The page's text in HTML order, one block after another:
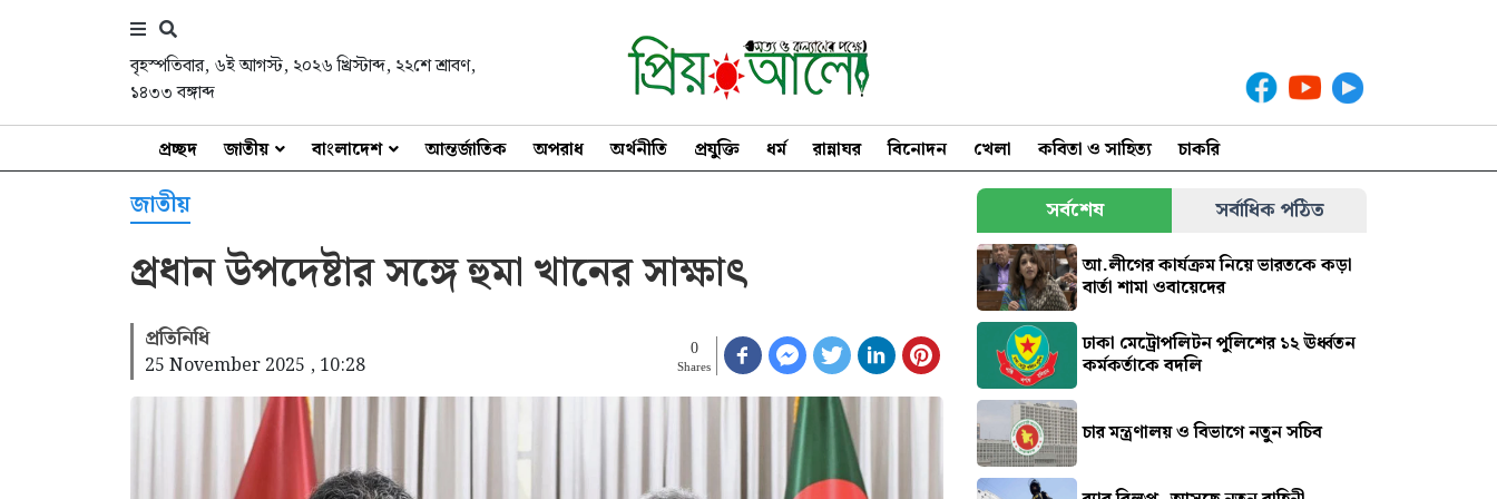
বৃহস্পতিবার, ৬ই আগস্ট, ২০২৬ খ্রিস্টাব্দ, ২২শে শ্রাবণ,
১৪৩৩ বঙ্গাব্দ
প্রচ্ছদ জাতীয় বাংলাদেশ আন্তর্জাতিক অপরাধ অর্থনীতি প্রযুক্তি ধর্ম রান্নাঘর বিনোদন খেলা কবিতা ও সাহিত্য চাকরি
জাতীয়
প্রধান উপদেষ্টার সঙ্গে হুমা খানের সাক্ষাৎ
প্রতিনিধি
25 November 2025 , 10:28
0
Shares
সর্বশেষ সর্বাধিক পঠিত
আ.লীগের কার্যক্রম নিয়ে ভারতকে কড়া
বার্তা শামা ওবায়েদের
ঢাকা মেট্রোপলিটন পুলিশের ১২ ঊর্ধ্বতন
কর্মকর্তাকে বদলি
চার মন্ত্রণালয় ও বিভাগে নতুন সচিব